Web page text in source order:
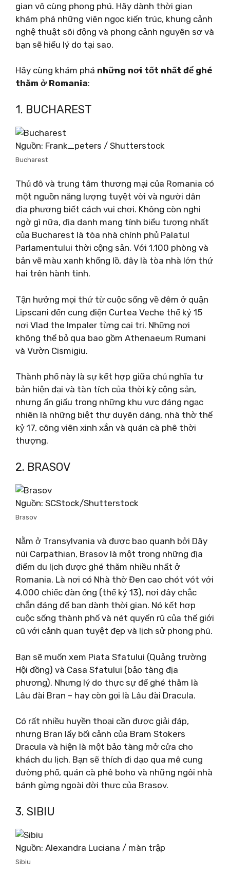
gian vô cùng phong phú. Hãy dành thời gian
khám phá những viên ngọc kiến ​​trúc, khung cảnh
nghệ thuật sôi động và phong cảnh nguyên sơ và
bạn sẽ hiểu lý do tại sao.
Hãy cùng khám phá những nơi tốt nhất để ghé
thăm ở Romania:
1. BUCHAREST
Nguồn: Frank_peters / Shutterstock
Bucharest
Thủ đô và trung tâm thương mại của Romania có
một nguồn năng lượng tuyệt vời và người dân
địa phương biết cách vui chơi. Không còn nghi
ngờ gì nữa, địa danh mang tính biểu tượng nhất
của Bucharest là tòa nhà chính phủ Palatul
Parlamentului thời cộng sản. Với 1.100 phòng và
bản vẽ màu xanh khổng lồ, đây là tòa nhà lớn thứ
hai trên hành tinh.
Tận hưởng mọi thứ từ cuộc sống về đêm ở quận
Lipscani đến cung điện Curtea Veche thế kỷ 15
nơi Vlad the Impaler từng cai trị. Những nơi
không thể bỏ qua bao gồm Athenaeum Rumani
và Vườn Cismigiu.
Thành phố này là sự kết hợp giữa chủ nghĩa tư
bản hiện đại và tàn tích của thời kỳ cộng sản,
nhưng ẩn giấu trong những khu vực đáng ngạc
nhiên là những biệt thự duyên dáng, nhà thờ thế
kỷ 17, công viên xinh xắn và quán cà phê thời
thượng.
2. BRASOV
Nguồn: SCStock/Shutterstock
Brasov
Nằm ở Transylvania và được bao quanh bởi Dãy
núi Carpathian, Brasov là một trong những địa
điểm du lịch được ghé thăm nhiều nhất ở
Romania. Là nơi có Nhà thờ Đen cao chót vót với
4.000 chiếc đàn ống (thế kỷ 13), nơi đây chắc
chắn đáng để bạn dành thời gian. Nó kết hợp
cuộc sống thành phố và nét quyến rũ của thế giới
cũ với cảnh quan tuyệt đẹp và lịch sử phong phú.
Bạn sẽ muốn xem Piata Sfatului (Quảng trường
Hội đồng) và Casa Sfatului (bảo tàng địa
phương). Nhưng lý do thực sự để ghé thăm là
Lâu đài Bran – hay còn gọi là Lâu đài Dracula.
Có rất nhiều huyền thoại cần được giải đáp,
nhưng Bran lấy bối cảnh của Bram Stokers
Dracula và hiện là một bảo tàng mở cửa cho
khách du lịch. Bạn sẽ thích đi dạo qua mê cung
đường phố, quán cà phê boho và những ngôi nhà
bánh gừng ngoài đời thực của Brasov.
3. SIBIU
Nguồn: Alexandra Luciana / màn trập
Sibiu